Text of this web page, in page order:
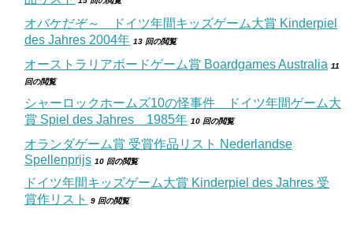
オバケだぞ～ ドイツ年間キッズゲーム大賞 Kinderpiel
des Jahres 2004年 13 回の閲覧
オーストラリアボードゲーム賞 Boardgames Australia 11
回の閲覧
シャーロックホームズ10の怪事件 ドイツ年間ゲーム大
賞 Spiel des Jahres 1985年 10 回の閲覧
オランダゲーム賞 受賞作品リスト Nederlandse
Spellenprijs 10 回の閲覧
ドイツ年間キッズゲーム大賞 Kinderpiel des Jahres 受
賞作リスト
9 回の閲覧